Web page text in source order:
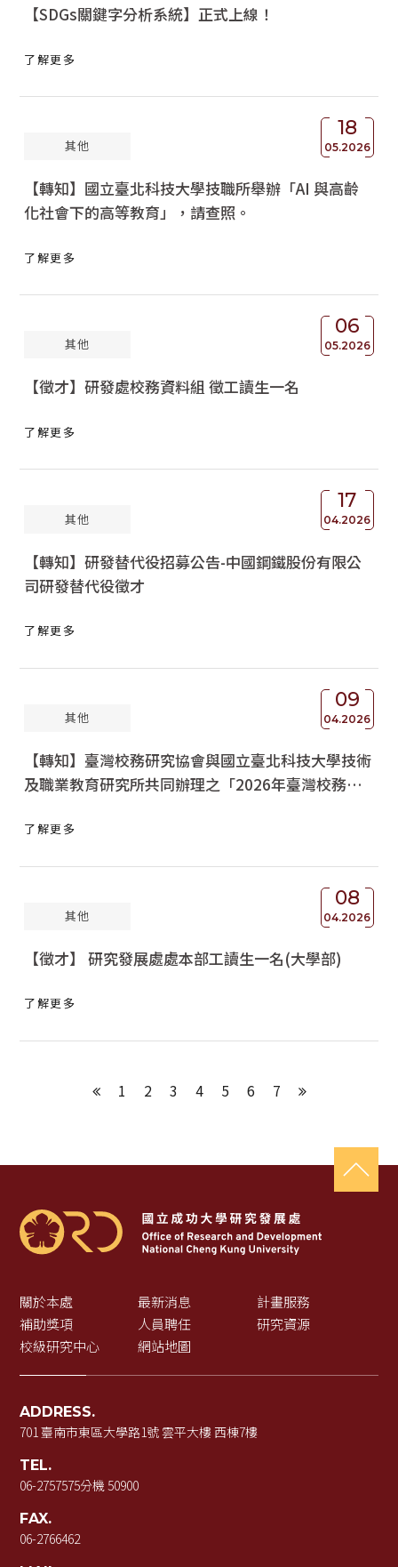
【SDGs關鍵字分析系統】正式上線！
了解更多
18
05.2026
其他
【轉知】國立臺北科技大學技職所舉辦「AI 與高齡
化社會下的高等教育」，請查照。
了解更多
06
05.2026
其他
【徵才】研發處校務資料組 徵工讀生一名
了解更多
17
04.2026
其他
【轉知】研發替代役招募公告-中國鋼鐵股份有限公
司研發替代役徵才
了解更多
09
04.2026
其他
【轉知】臺灣校務研究協會與國立臺北科技大學技術
及職業教育研究所共同辦理之「2026年臺灣校務研
與實踐」活動
了解更多
08
04.2026
其他
【徵才】 研究發展處處本部工讀生一名(大學部)
了解更多
上一頁
1 2 3 4 5 6 7 下一頁
關於本處 最新消息
計畫服務
補助獎項
人員聘任
研究資源
校級研究中心
網站地圖
ADDRESS.
701 臺南市東區大學路1號 雲平大樓 西棟7樓
TEL.
06-2757575分機 50900
FAX.
06-2766462